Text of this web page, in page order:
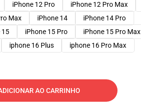
iPhone 12 Pro iPhone 12 Pro Max
Max iPhone 14
iPhone 14 Pro
15 iPhone 15 Pro
iPhone 15 Pro Max
iphone 16 Plus iphone 16 Pro Max
AO CARRINHO